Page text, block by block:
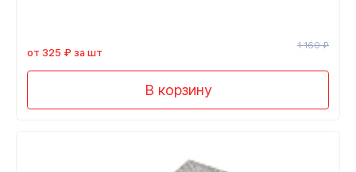
от 325 ₽ за шт
1 160 ₽
В корзину